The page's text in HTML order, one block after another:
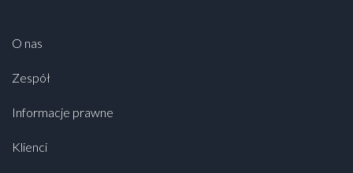
O nas
Zespół
Informacje prawne
Klienci